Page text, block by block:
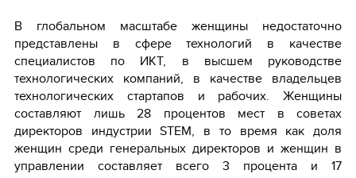
В глобальном масштабе женщины недостаточно
представлены в сфере технологий в качестве
специалистов по ИКТ, в высшем руководстве
технологических компаний, в качестве владельцев
технологических стартапов и рабочих. Женщины
составляют лишь 28 процентов мест в советах
директоров индустрии STEM, в то время как доля
женщин среди генеральных директоров и женщин в
управлении составляет всего 3 процента и 17